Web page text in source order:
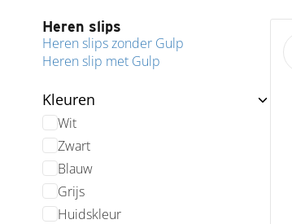
Heren slips
Heren slips zonder Gulp
Heren slip met Gulp
Kleuren
Wit
Zwart
Blauw
Grijs
Huidskleur